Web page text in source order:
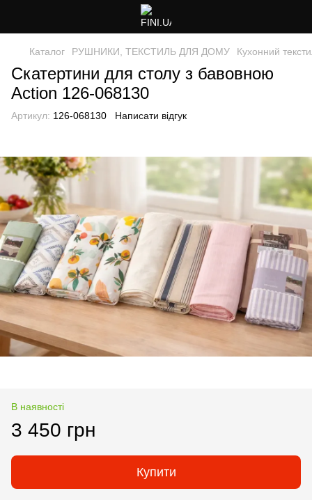
Каталог РУШНИКИ, ТЕКСТИЛЬ ДЛЯ ДОМУ Кухонний
Скатертини для столу з бавовною
Action 126-068130
Артикул: 126-068130 Написати відгук
В наявності
3 450 грн
Купити